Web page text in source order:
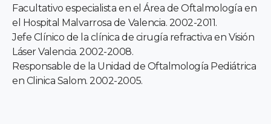
Facultativo especialista en el Área de Oftalmología en
el Hospital Malvarrosa de Valencia. 2002-2011.
Jefe Clínico de la clínica de cirugía refractiva en Visión
Láser Valencia. 2002-2008.
Responsable de la Unidad de Oftalmología Pediátrica
en Clinica Salom. 2002-2005.